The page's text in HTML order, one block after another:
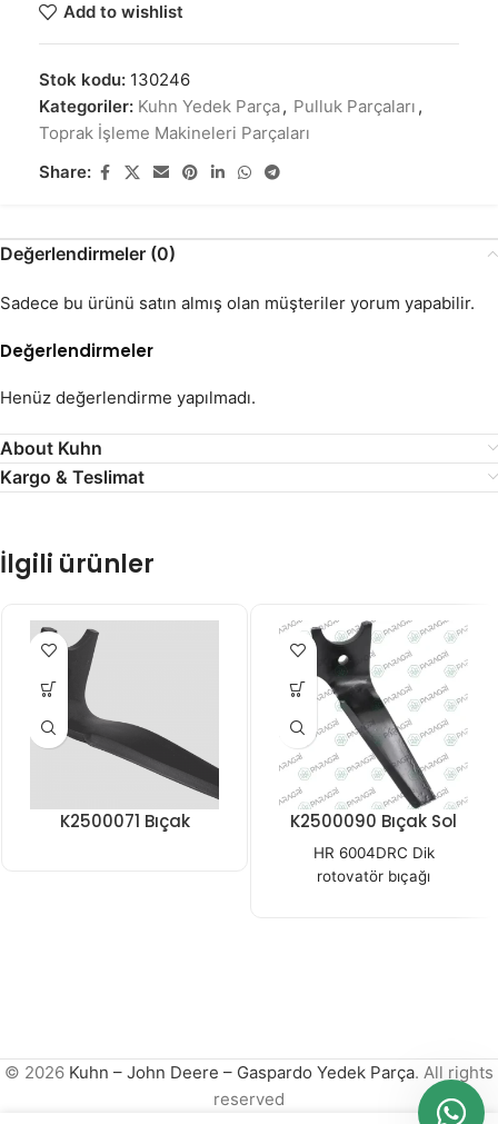
Add to wishlist
Stok kodu: 130246
Kategoriler: Kuhn Yedek Parça, Pulluk Parçaları ,
Toprak İşleme Makineleri Parçaları
Share:
Değerlendirmeler (0)
Değerlendirmeler
Henüz değerlendirme yapılmadı.
Sadece bu ürünü satın almış olan müşteriler yorum yapabilir.
About Kuhn
Kargo & Teslimat
İlgili ürünler
K2500071 Bıçak K2500090 Bıçak Sol
HR 6004DRC Dik
rotovatör bıçağı
© 2026 Kuhn – John Deere – Gaspardo Yedek Parça. All rights
reserved